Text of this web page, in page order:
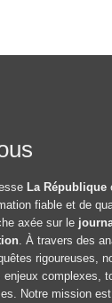
La République
fiable et de
axée sur le
. À travers des
rigoureuses,
complexes,
Notre mission est